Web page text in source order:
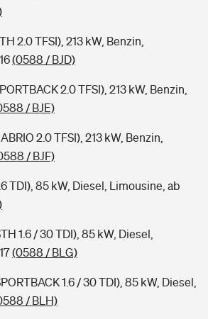
2.0 TFSI), 213 kW, Benzin,
(0588 / BJD)
2.0 TFSI), 213 kW, Benzin,
/ BJE)
2.0 TFSI), 213 kW, Benzin,
/ BJF)
TDI), 85 kW, Diesel, Limousine, ab
1.6 / 30 TDI), 85 kW, Diesel,
(0588 / BLG)
1.6 / 30 TDI), 85 kW, Diesel,
/ BLH)